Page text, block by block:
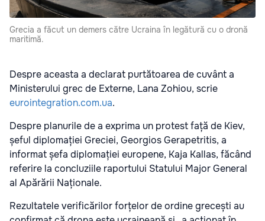
Grecia a făcut un demers către Ucraina în legătură cu o dronă
maritimă.
Despre aceasta a declarat purtătoarea de cuvânt a
Ministerului grec de Externe, Lana Zohiou, scrie
eurointegration.com.ua.
Despre planurile de a exprima un protest față de Kiev,
șeful diplomației Greciei, Georgios Gerapetritis, a
informat șefa diplomației europene, Kaja Kallas, făcând
referire la concluziile raportului Statului Major General
al Apărării Naționale.
Rezultatele verificărilor forțelor de ordine grecești au